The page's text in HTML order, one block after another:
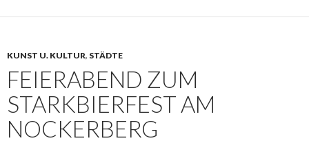
KUNST U. KULTUR, STÄDTE
FEIERABEND ZUM
STARKBIERFEST AM
NOCKERBERG